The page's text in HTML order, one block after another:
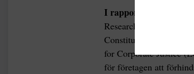
I rapporten som
Research on
Constitutional and
for Corporate Justice
för företagen att